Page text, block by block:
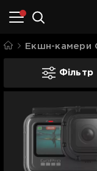
Екшн-камери
Аксессуари
Фільтр